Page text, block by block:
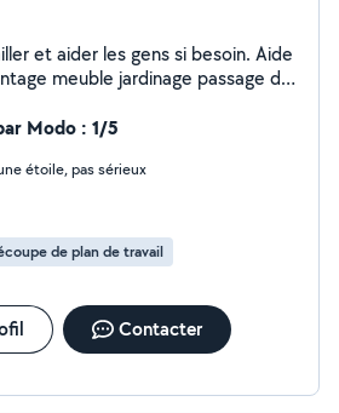
et aider les gens si besoin. Aide
meuble jardinage passage de
Modo : 1/5
étoile, pas sérieux
de plan de travail
Contacter